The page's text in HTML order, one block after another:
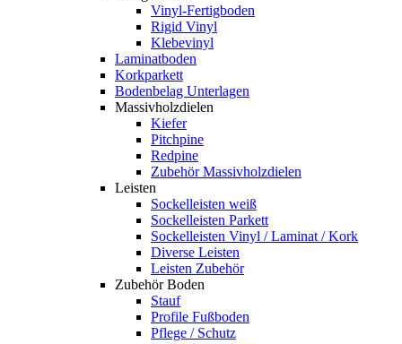
Vinyl-Fertigboden
Rigid Vinyl
Klebevinyl
Laminatboden
Korkparkett
Bodenbelag Unterlagen
Massivholzdielen
Kiefer
Pitchpine
Redpine
Zubehör Massivholzdielen
Leisten
Sockelleisten weiß
Sockelleisten Parkett
Sockelleisten Vinyl / Laminat / Kork
Diverse Leisten
Leisten Zubehör
Zubehör Boden
Stauf
Profile Fußboden
Pflege / Schutz